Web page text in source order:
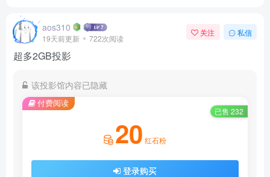
aos310
19天前更新 722次阅读
关注 私信
超多2GB投影
该投影馆内容已隐藏
付费阅读
已售 232
20 红石粉
登录购买